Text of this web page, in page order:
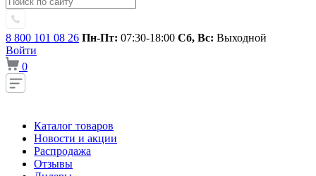
8 800 101 08 26 Пн-Пт: 07:30-18:00 Сб, Вс: Выходной
Войти
0
Каталог товаров
Новости и акции
Распродажа
Отзывы